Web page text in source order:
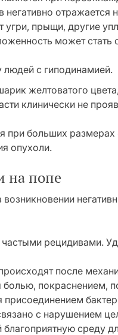
отражается
угри, прыщи, другие
может стать
людей с гиподинамией.
желтоватого
клинически не
при больших размерах
опухоли.
на попе
рецидивами.
после
покраснением,
присоединением
с нарушением
благоприятную среду